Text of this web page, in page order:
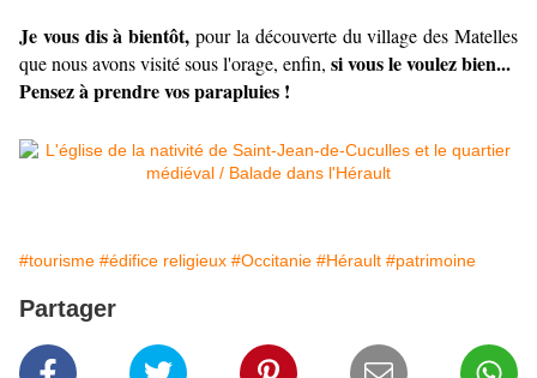
Je vous dis à bientôt,pour la découverte du village des Matelles
que nous avons visité sous l'orage, enfin, si vous le voulez bien...
Pensez à prendre vos parapluies !
#tourisme #édifice religieux #Occitanie #Hérault #patrimoine
Partager